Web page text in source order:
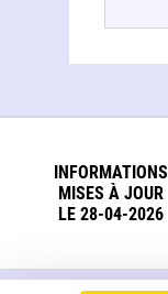
INFORMATIONS
MISES À JOUR
LE 28-04-2026